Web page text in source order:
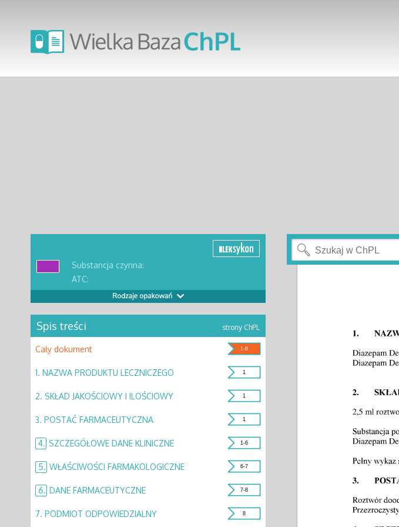
Substancja czynna:
ATC:
Spis treści strony ChPL
Cały dokument 1-8
1. NAZWA PRODUKTU LECZNICZEGO 1
2. SKŁAD JAKOŚCIOWY I ILOŚCIOWY 1
3. POSTAĆ FARMACEUTYCZNA 1
4. SZCZEGÓŁOWE DANE KLINICZNE 1-6
5. WŁAŚCIWOŚCI FARMAKOLOGICZNE 6-7
6. DANE FARMACEUTYCZNE 7-8
7. PODMIOT ODPOWIEDZIALNY 8